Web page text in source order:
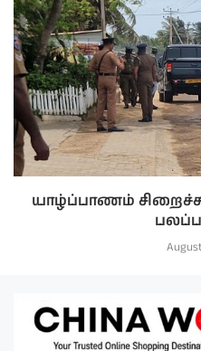
யாழ்ப்பாணம்